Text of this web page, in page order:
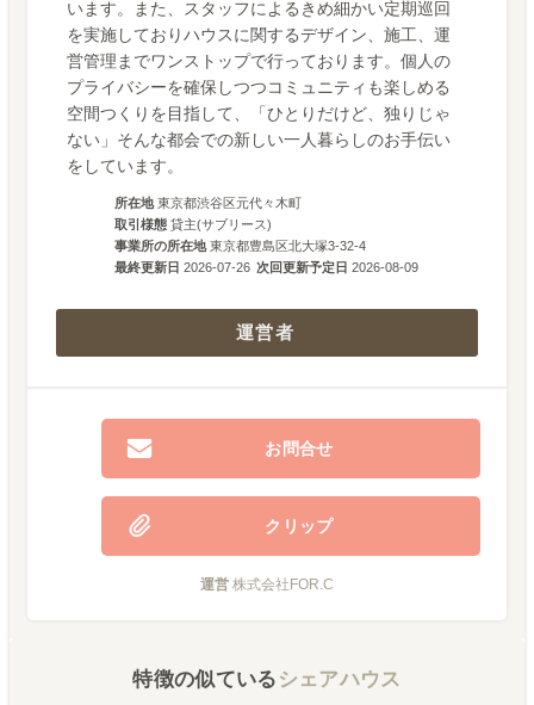
います。また、スタッフによるきめ細かい定期巡回
を実施しておりハウスに関するデザイン、施工、運
営管理までワンストップで行っております。個人の
プライバシーを確保しつつコミュニティも楽しめる
空間つくりを目指して、「ひとりだけど、独りじゃ
ない」そんな都会での新しい一人暮らしのお手伝い
をしています。
所在地 東京都渋谷区元代々木町
取引様態 貸主(サブリース)
事業所の所在地 東京都豊島区北大塚3-32-4
最終更新日 2026-07-26 次回更新予定日 2026-08-09
運営者
お問合せ
クリップ
運営 株式会社FOR.C
特徴の似ている シェアハウス